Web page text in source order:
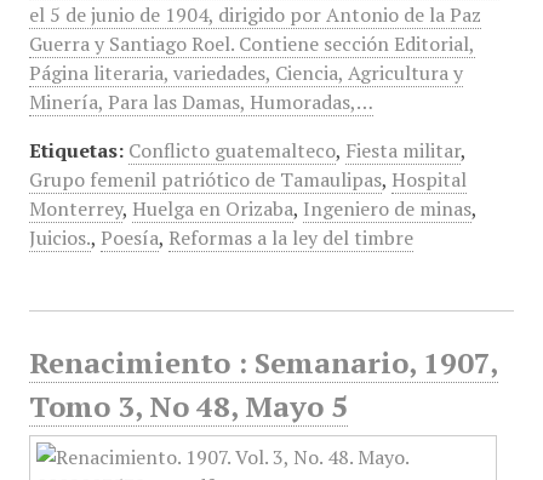
el 5 de junio de 1904, dirigido por Antonio de la Paz
Guerra y Santiago Roel. Contiene sección Editorial,
Página literaria, variedades, Ciencia, Agricultura y
Minería, Para las Damas, Humoradas,…
Etiquetas: Conflicto guatemalteco, Fiesta militar,
Grupo femenil patriótico de Tamaulipas, Hospital
Monterrey, Huelga en Orizaba, Ingeniero de minas,
Juicios., Poesía, Reformas a la ley del timbre
Renacimiento : Semanario, 1907,
Tomo 3, No 48, Mayo 5